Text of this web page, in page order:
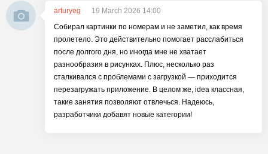
arturyeg
19 March 2026 14:00
Собирал картинки по номерам и не заметил, как время
пролетело. Это действительно помогает расслабиться
после долгого дня, но иногда мне не хватает
разнообразия в рисунках. Плюс, несколько раз
сталкивался с проблемами с загрузкой — приходится
перезагружать приложение. В целом же, idea классная,
такие занятия позволяют отвлечься. Надеюсь,
разработчики добавят новые категории!